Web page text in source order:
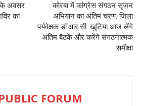
के अवसर
का
कोरबा में कांग्रेस संगठन सृजन
अभियान का अंतिम चरण: जिला
पर्यवेक्षक डॉ.आर.सी. खुटिया आज लेंगे
अंतिम बैठकें और करेंगे संगठनात्मक
समीक्षा
FORUM